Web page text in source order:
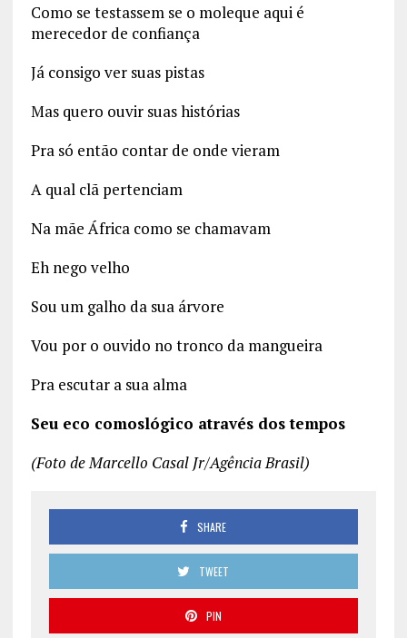
Como se testassem se o moleque aqui é
merecedor de confiança
Já consigo ver suas pistas
Mas quero ouvir suas histórias
Pra só então contar de onde vieram
A qual clã pertenciam
Na mãe África como se chamavam
Eh nego velho
Sou um galho da sua árvore
Vou por o ouvido no tronco da mangueira
Pra escutar a sua alma
Seu eco comoslógico através dos tempos
(Foto de Marcello Casal Jr/Agência Brasil)
SHARE
TWEET
PIN